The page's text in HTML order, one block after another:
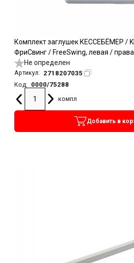
Комплект заглушек КЕССЕБЁМЕР /
ФриСвинг / FreeSwing, левая /
Не определен
Артикул: 2718207035
Код:
0000/75288
компл
Добавить в